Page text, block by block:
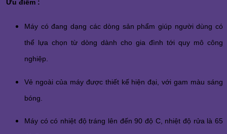
Ưu điểm :
Máy có đang dạng các dòng sản phẩm giúp người dùng có
thể lựa chọn từ dòng dành cho gia đình tới quy mô công
nghiệp.
Vẻ ngoài của máy được thiết kế hiện đại, với gam màu sáng
bóng.
Máy có có nhiệt độ tráng lên đến 90 độ C, nhiệt độ rửa là 65